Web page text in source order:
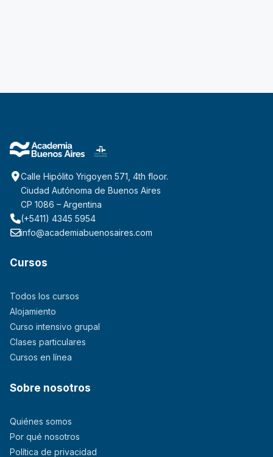
Calle Hipólito Yrigoyen 571, 4th floor.
Ciudad Autónoma de Buenos Aires
CP 1086 – Argentina
(+5411) 4345 5954
info@academiabuenosaires.com
Cursos
Todos los cursos
Alojamiento
Curso intensivo grupal
Clases particulares
Cursos en línea
Sobre nosotros
Quiénes somos
Por qué nosotros
Política de privacidad